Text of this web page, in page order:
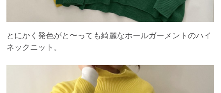
とにかく発色がと〜っても綺麗なホールガーメントのハイ
ネックニット。